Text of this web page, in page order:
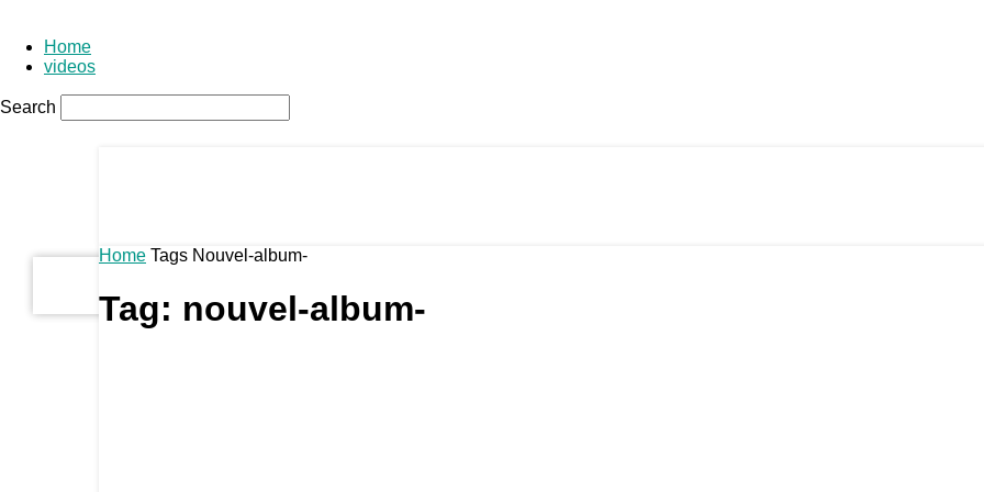
Home
videos
Search
Home Tags Nouvel-album-
Tag: nouvel-album-